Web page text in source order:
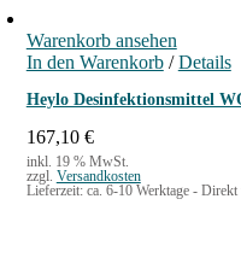
Warenkorb ansehen
In den Warenkorb / Details
Heylo Desinfektionsmittel
167,10 €
inkl. 19 % MwSt.
zzgl. Versandkosten
Lieferzeit: ca. 6-10 Werktage -